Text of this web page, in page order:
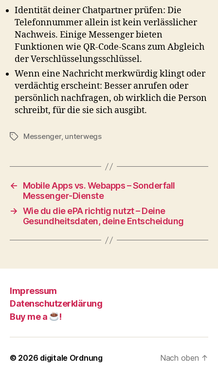
Identität deiner Chatpartner prüfen: Die
Telefonnummer allein ist kein verlässlicher
Nachweis. Einige Messenger bieten
Funktionen wie QR-Code-Scans zum Abgleich
der Verschlüsselungsschlüssel.
Wenn eine Nachricht merkwürdig klingt oder
verdächtig erscheint: Besser anrufen oder
persönlich nachfragen, ob wirklich die Person
schreibt, für die sie sich ausgibt.
Schlagwörter
Messenger, unterwegs
←
Mobile Apps vs. Webapps – Sonderfall
Messenger-Dienste
→ Wie du die ePA richtig nutzt – Deine
Gesundheitsdaten, deine Entscheidung
Impressum
Datenschutzerklärung
Buy me a
!
© 2026 digitale Ordnung Nach oben ↑